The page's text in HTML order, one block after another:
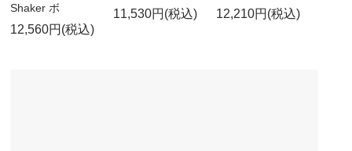
Shaker ボ
12,560円(税込)
11,530円(税込) 12,210円(税込)